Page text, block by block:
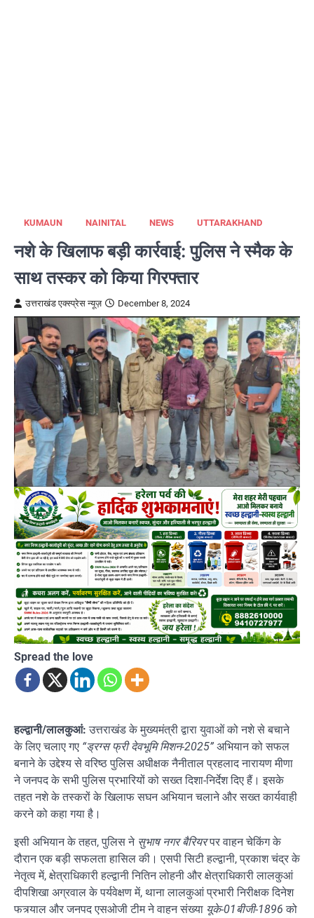
KUMAUN NAINITAL NEWS UTTARAKHAND
नशे के खिलाफ बड़ी कार्रवाई: पुलिस ने स्मैक के
साथ तस्कर को किया गिरफ्तार
उत्तराखंड एक्स्प्रेस न्यूज़ December 8, 2024
Spread the love
हल्द्वानी/लालकुआं:उत्तराखंड के मुख्यमंत्री द्वारा युवाओं को नशे से बचाने
के लिए चलाए गए “ड्रग्स फ्री देवभूमि मिशन-2025” अभियान को सफल
बनाने के उद्देश्य से वरिष्ठ पुलिस अधीक्षक नैनीताल प्रहलाद नारायण मीणा
ने जनपद के सभी पुलिस प्रभारियों को सख्त दिशा-निर्देश दिए हैं। इसके
तहत नशे के तस्करों के खिलाफ सघन अभियान चलाने और सख्त कार्यवाही
करने को कहा गया है।
इसी अभियान के तहत, पुलिस ने सुभाष नगर बैरियरपर वाहन चेकिंग के
दौरान एक बड़ी सफलता हासिल की। एसपी सिटी हल्द्वानी, प्रकाश चंद्र के
नेतृत्व में, क्षेत्राधिकारी हल्द्वानी नितिन लोहनी और क्षेत्राधिकारी लालकुआं
दीपशिखा अग्रवाल के पर्यवेक्षण में, थाना लालकुआं प्रभारी निरीक्षक दिनेश
फत्र्याल और जनपद एसओजी टीम ने वाहन संख्या यूके-01बीजी-1896 को